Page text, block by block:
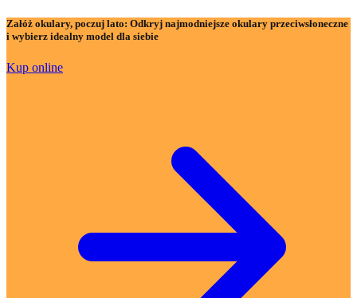
Załóż okulary, poczuj lato: Odkryj najmodniejsze okulary przeciwsłoneczne
i wybierz idealny model dla siebie
Kup online